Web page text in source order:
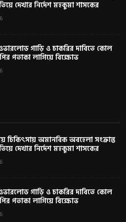
দেখার নির্দেশ মহকুমা শাসকের
গাড়ি ও চাকরির দাবিতে কোল
পতাকা লাগিয়ে বিক্ষোভ
চিকিৎসায় অমানবিক অবহেলা সংক্রান্ত
দেখার নির্দেশ মহকুমা শাসকের
গাড়ি ও চাকরির দাবিতে কোল
পতাকা লাগিয়ে বিক্ষোভ